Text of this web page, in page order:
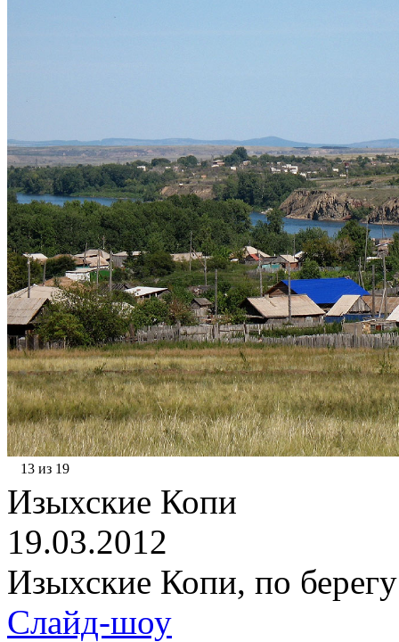
13 из 19
Изыхские Копи
19.03.2012
Изыхские Копи, по
Слайд-шоу